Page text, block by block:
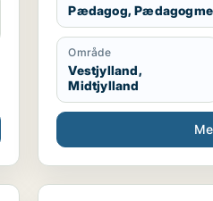
Pædagog,
Område
Vestjylland,
Midtjylland